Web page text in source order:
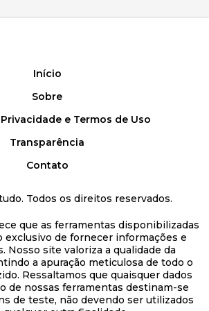
Início
Sobre
e Termos de Uso
Transparência
Contato
Todos os direitos reservados.
que as ferramentas disponibilizadas
de fornecer informações e
Nosso site valoriza a qualidade da
a apuração meticulosa de todo o
Ressaltamos que quaisquer dados
de nossas ferramentas destinam-se
de teste, não devendo ser utilizados